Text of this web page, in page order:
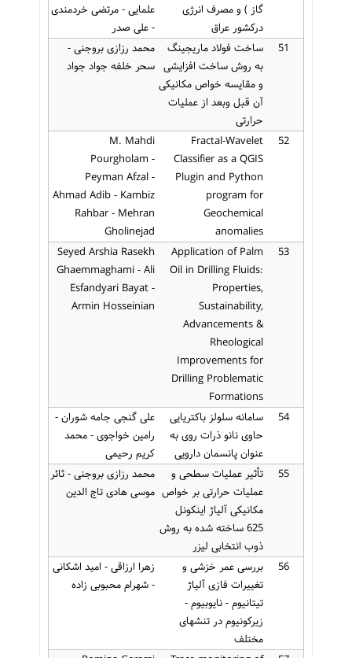
گاز ) و مصرف انرژی
درکشور عراق
علمایی - مرتضی خردمندی
- علی صدر
51
ساخت فولاد ماریجینگ
به روش ساخت افزایشی
و مقایسه خواص مکانیکی
آن قبل وبعد از عملیات
حرارتی
محمد رزازی بروجنی -
سحر خلفه جواد جواد
52
Fractal-Wavelet
Classifier as a QGIS
Plugin and Python
program for
Geochemical
anomalies
M. Mahdi
Pourgholam -
Peyman Afzal -
Ahmad Adib - Kambiz
Rahbar - Mehran
Gholinejad
53
Application of Palm
Oil in Drilling Fluids:
Properties,
Sustainability,
Advancements &
Rheological
Improvements for
Drilling Problematic
Formations
Seyed Arshia Rasekh
Ghaemmaghami - Ali
Esfandyari Bayat -
Armin Hosseinian
54
سامانه سلولز باکتریایی
حاوی نانو ذرات روی به
عنوان پانسمان دارویی
علی گنجی جامه شوران -
رامین خواجوی - محمد
کریم رحیمی
55
تأثیر عملیات سطحی و
عملیات حرارتی بر خواص
مکانیکی آلیاژ اینکونل
625 ساخته شده به روش
ذوب انتخابی لیزر
محمد رزازی بروجنی - ثائر
موسی هادی تاج الدین
56
بررسی عمر خزشی و
تغییرات فازی آلیاژ
تیتانیوم - نایوبیوم -
زیرکونیوم در تنشهای
مختلف
زهرا ارزاقی - امید اشکانی
- شهرام محبوبی زاده